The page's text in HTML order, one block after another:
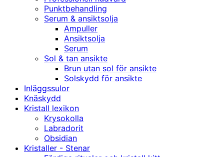
Punktbehandling
Serum & ansiktsolja
Ampuller
Ansiktsolja
Serum
Sol & tan ansikte
Brun utan sol för ansikte
Solskydd för ansikte
Inläggssulor
Knäskydd
Kristall lexikon
Krysokolla
Labradorit
Obsidian
Kristaller - Stenar